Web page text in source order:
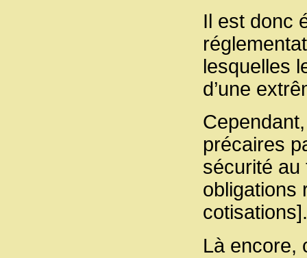
Il est donc
lesquelles
d’une
précaires
sécurité au
obligations
cotisations].
Là encore,